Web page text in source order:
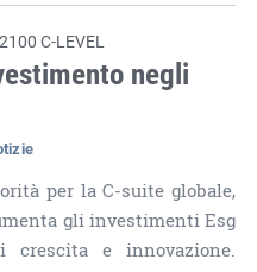
C-LEVEL
negli
per la C-suite globale,
gli investimenti Esg
crescita e innovazione.